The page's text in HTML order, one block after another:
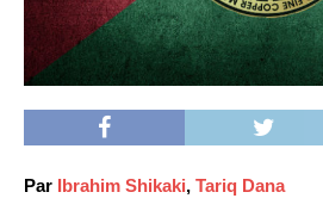
Par Ibrahim Shikaki, Tariq Dana